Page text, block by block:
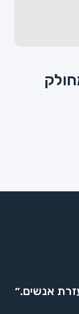
אנשים.״